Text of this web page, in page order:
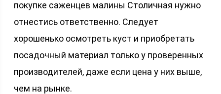
покупке саженцев малины Столичная нужно
отнестись ответственно. Следует
хорошенько осмотреть куст и приобретать
посадочный материал только у проверенных
производителей, даже если цена у них выше,
чем на рынке.